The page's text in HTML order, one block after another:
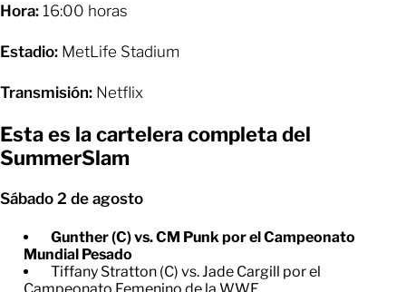
Hora: 16:00 horas
Estadio: MetLife Stadium
Transmisión: Netflix
Esta es la cartelera completa del
SummerSlam
Sábado 2 de agosto
Gunther (C) vs. CM Punk por el Campeonato
Mundial Pesado
Tiffany Stratton (C) vs. Jade Cargill por el
Campeonato Femenino de la WWE